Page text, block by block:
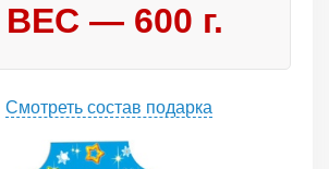
ВЕС — 600 г.
Смотреть состав подарка